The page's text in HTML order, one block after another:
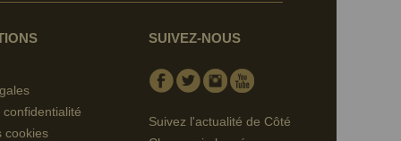
cookies
SUIVEZ-NOUS
Facebook
TwitterInstagram
Suivez l'actualité de Côté